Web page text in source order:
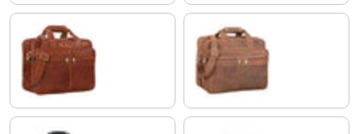
maraska - marron tan - marron - scuro